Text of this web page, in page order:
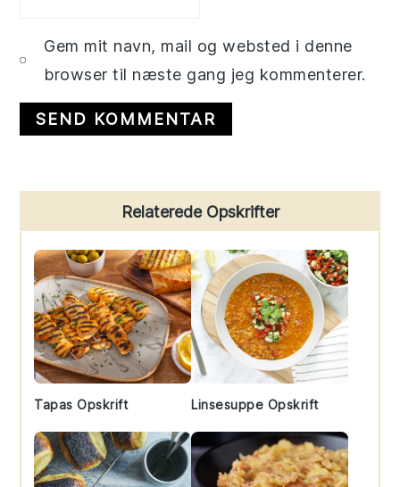
Gem mit navn, mail og websted i denne
browser til næste gang jeg kommenterer.
Sidebar
Relaterede Opskrifter
Tapas Opskrift Linsesuppe Opskrift